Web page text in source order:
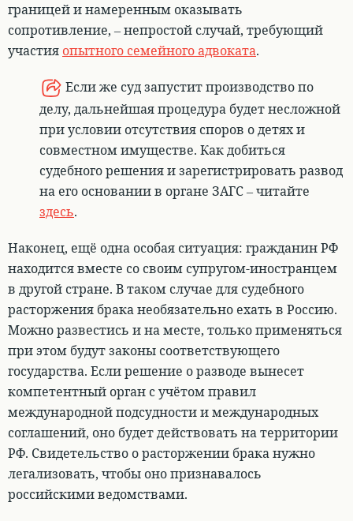
границей и намеренным оказывать
сопротивление, – непростой случай, требующий
участия опытного семейного адвоката.
Если же суд запустит производство по
делу, дальнейшая процедура будет несложной
при условии отсутствия споров о детях и
совместном имуществе. Как добиться
судебного решения и зарегистрировать развод
на его основании в органе ЗАГС – читайте
здесь.
Наконец, ещё одна особая ситуация: гражданин РФ
находится вместе со своим супругом-иностранцем
в другой стране. В таком случае для судебного
расторжения брака необязательно ехать в Россию.
Можно развестись и на месте, только применяться
при этом будут законы соответствующего
государства. Если решение о разводе вынесет
компетентный орган с учётом правил
международной подсудности и международных
соглашений, оно будет действовать на территории
РФ. Свидетельство о расторжении брака нужно
легализовать, чтобы оно признавалось
российскими ведомствами.